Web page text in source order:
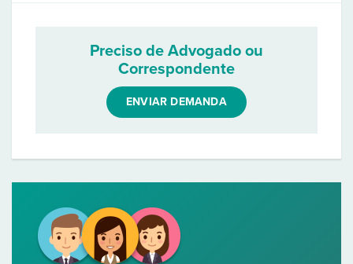
Preciso de Advogado ou
Correspondente
ENVIAR DEMANDA